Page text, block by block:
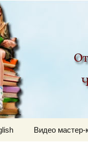
Видео мастер-